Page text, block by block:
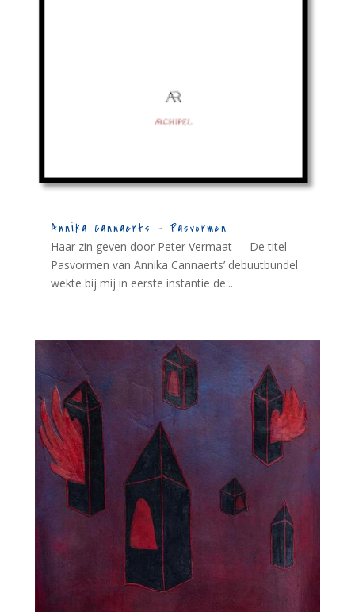
Annika Cannaerts – Pasvormen
Haar zin geven door Peter Vermaat - - De titel
Pasvormen van Annika Cannaerts’ debuutbundel
wekte bij mij in eerste instantie de...